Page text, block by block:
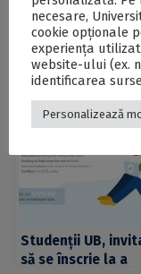
Intensive
Postări
Studenții UB,
să se înscrie la a
necesare,
cookie opționale
experiența
website-ului (ex.
identificarea
Personalizează